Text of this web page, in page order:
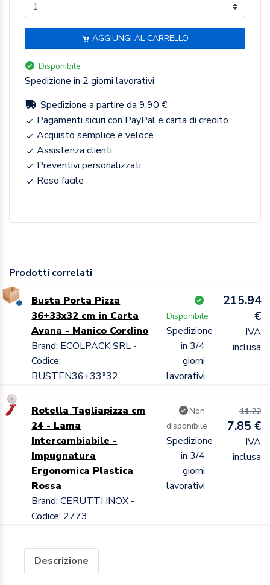
AGGIUNGI AL CARRELLO
Disponibile
Spedizione in 2 giorni lavorativi
Spedizione a partire da 9.90 €
Pagamenti sicuri con PayPal e carta di credito
Acquisto semplice e veloce
Assistenza clienti
Preventivi personalizzati
Reso facile
Prodotti correlati
Busta Porta Pizza
36+33x32 cm in Carta
Avana - Manico Cordino
Brand: ECOLPACK SRL -
Codice:
BUSTEN36+33*32
Disponibile
Spedizione
in 3/4
giorni
lavorativi
215.94
€
IVA
inclusa
Rotella Tagliapizza cm
24 - Lama
Intercambiabile -
Impugnatura
Ergonomica Plastica
Rossa
Brand: CERUTTI INOX -
Codice: 2773
Non
disponibile
Spedizione
in 3/4
giorni
lavorativi
11.22
7.85 €
IVA
inclusa
Descrizione